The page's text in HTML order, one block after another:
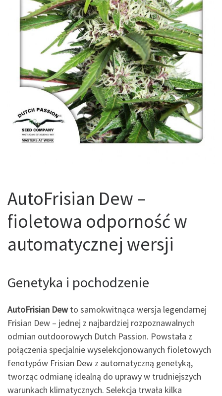
AutoFrisian Dew –
fioletowa odporność w
automatycznej wersji
Genetyka i pochodzenie
AutoFrisian Dewto samokwitnąca wersja legendarnej
Frisian Dew – jednej z najbardziej rozpoznawalnych
odmian outdoorowych Dutch Passion. Powstała z
połączenia specjalnie wyselekcjonowanych fioletowych
fenotypów Frisian Dew z automatyczną genetyką,
tworząc odmianę idealną do uprawy w trudniejszych
warunkach klimatycznych. Selekcja trwała kilka